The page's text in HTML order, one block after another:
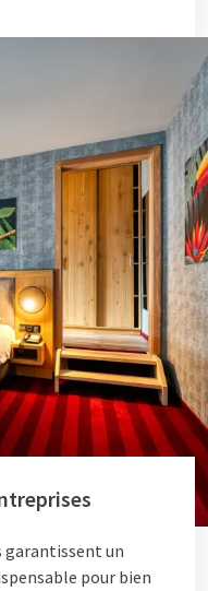
garantissent un
pour bien